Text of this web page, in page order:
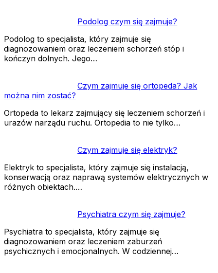
Podolog czym się zajmuje?
Podolog to specjalista, który zajmuje się
diagnozowaniem oraz leczeniem schorzeń stóp i
kończyn dolnych. Jego…
Czym zajmuje się ortopeda? Jak
można nim zostać?
Ortopeda to lekarz zajmujący się leczeniem schorzeń i
urazów narządu ruchu. Ortopedia to nie tylko…
Czym zajmuje się elektryk?
Elektryk to specjalista, który zajmuje się instalacją,
konserwacją oraz naprawą systemów elektrycznych w
różnych obiektach.…
Psychiatra czym się zajmuje?
Psychiatra to specjalista, który zajmuje się
diagnozowaniem oraz leczeniem zaburzeń
psychicznych i emocjonalnych. W codziennej…